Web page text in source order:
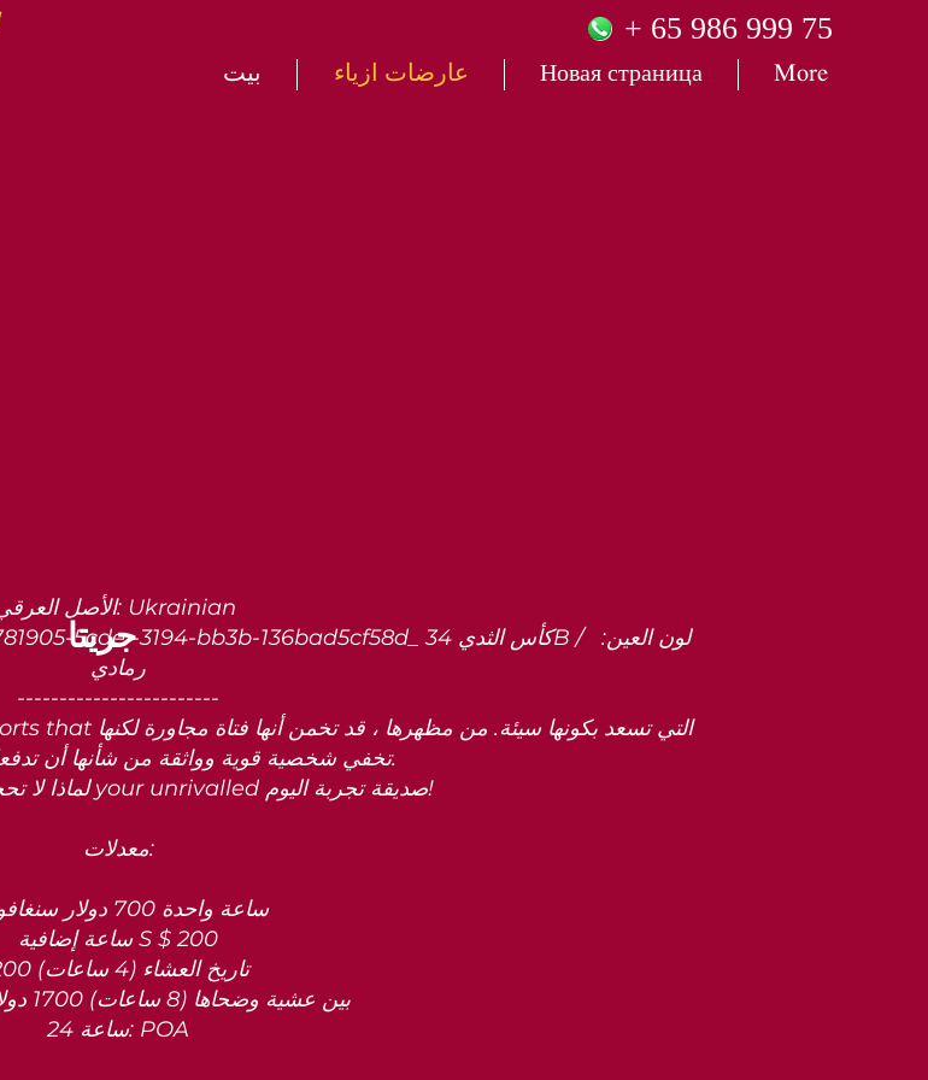
+ 65 986 999 75
بيت عارضات ازياء Новая страница More
الأصل العرقي: Ukrainian
رمادي
------------------------
تخفي شخصية قوية وواثقة من شأنها أن تدفعك إلى البرية. الواقع.
لماذا لا تحجز لقاء مثير معها ويكون your unrivalled صديقة تجربة اليوم!
معدلات:
ساعة واحدة 700 دولار سنغافوري
ساعة إضافية S $ 200
تاريخ العشاء (4 ساعات) 1200
بين عشية وضحاها (8 ساعات) 1700 دولار سنغافوري
24 ساعة: POA
جريتا